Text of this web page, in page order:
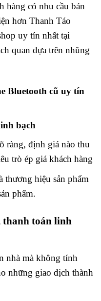
hàng có nhu cầu bán
hơn Thanh Táo
uy tín nhất tại
quan dựa trên nhũng
Bluetooth cũ uy tín
bạch
ràng, định giá nào thu
trò ép giá khách hàng
hiệu sản phẩm
phẩm.
thanh toán linh
nhà mà không tính
những giao dịch thành